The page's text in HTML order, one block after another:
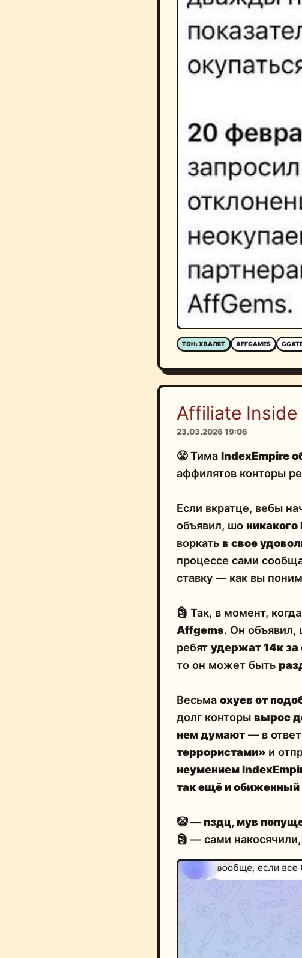
ТОН: ХВАЛЯТ AFFGAMES
Affiliate Inside
23.03.2026 19:06
😤 Тима IndexEmpire
аффилятов конторы
Если вкратце, вебы
объявил, шо никакого
воркать в свое
процессе сами
ставку — как вы
🗿 Так, в момент,
Affgems. Он объявил,
ребят удержат 14к
то он может быть
Весьма охуев от
долг конторы вырос
нем думают — в
террористами» и
неумением
так ещё и обиженный
🤡— пздц, мув
🗿 — сами